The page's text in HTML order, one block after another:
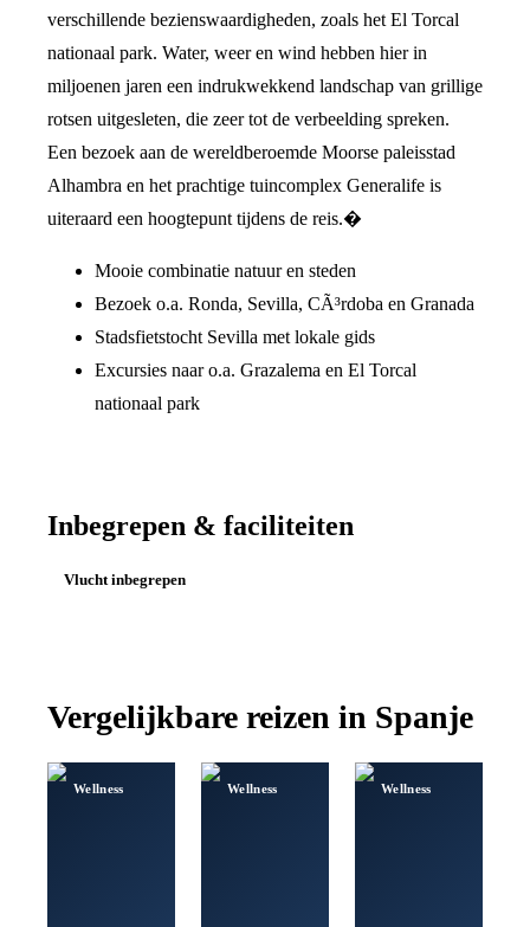
verschillende bezienswaardigheden, zoals het El Torcal
nationaal park. Water, weer en wind hebben hier in
miljoenen jaren een indrukwekkend landschap van grillige
rotsen uitgesleten, die zeer tot de verbeelding spreken.
Een bezoek aan de wereldberoemde Moorse paleisstad
Alhambra en het prachtige tuincomplex Generalife is
uiteraard een hoogtepunt tijdens de reis.�
Mooie combinatie natuur en steden
Bezoek o.a. Ronda, Sevilla, CÃ³rdoba en Granada
Stadsfietstocht Sevilla met lokale gids
Excursies naar o.a. Grazalema en El Torcal
nationaal park
Inbegrepen & faciliteiten
Vlucht inbegrepen
Vergelijkbare reizen in Spanje
Wellness Wellness Wellness